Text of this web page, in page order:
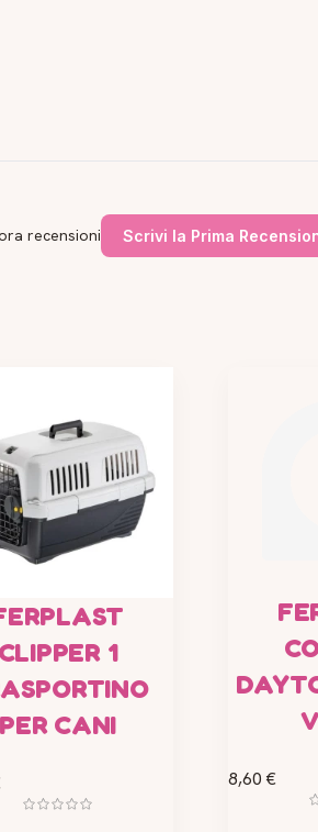
recensioni Scrivi la Prima
CLIPPER 1
PER CANI
8,60 €